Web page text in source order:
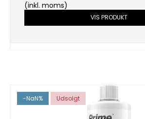
(inkl. moms)
VIS PRODUKT
-NaN% Udsolgt